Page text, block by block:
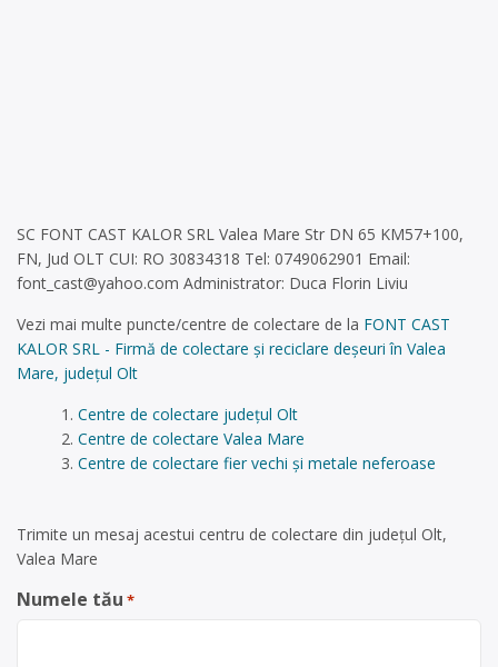
SC FONT CAST KALOR SRL Valea Mare Str DN 65 KM57+100,
FN, Jud OLT CUI: RO 30834318 Tel: 0749062901 Email:
font_cast@yahoo.com Administrator: Duca Florin Liviu
Vezi mai multe puncte/centre de colectare de la FONT CAST
KALOR SRL - Firmă de colectare și reciclare deșeuri în Valea
Mare, județul Olt
Centre de colectare județul Olt
Centre de colectare Valea Mare
Centre de colectare fier vechi și metale neferoase
Trimite un mesaj acestui centru de colectare din județul Olt,
Valea Mare
Numele tău *